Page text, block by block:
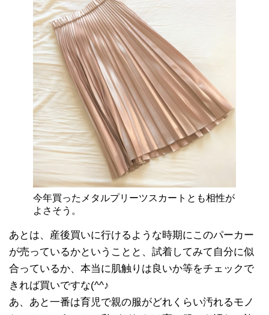
今年買ったメタルプリーツスカートとも相性が
よさそう。
あとは、産後買いに行けるような時期にこのパーカー
が売っているかということと、試着してみて自分に似
合っているか、本当に肌触りは良いか等をチェックで
きれば買いですな(^^♪
あ、あと一番は育児で親の服がどれくらい汚れるモノ